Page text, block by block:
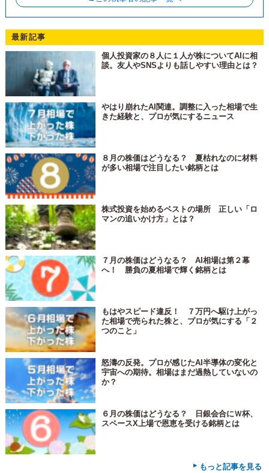
最新記事
個人投資家の８人に１人が株についてAIに相
談。友人やSNSよりも話しやすい理由とは？
やはり崩れたAI関連。調整に入った相場で生
きた経験と、プロが気にするニュース
８月の株価はどうなる？ 夏枯れなのに材料
が多い相場で注目したい銘柄とは
株式投資を始めるベストの場所 正しい「ロ
マンの追いかけ方」とは？
７月の株価はどうなる？ AI相場は第２幕
へ！ 勝負の夏相場で輝く銘柄とは
もはやスピード違反！ ７万円へ駆け上がっ
た相場で売られた株と、プロが気にする「２
つのこと」
怒濤の反発。プロが感じたAI半導体の変化と
宇宙への期待。相場はまだ過熱していないの
か？
６月の株価はどうなる？ 日銀会合にＷ杯、
スペースX上場で恩恵を受ける銘柄とは
▸ もっと記事を見る